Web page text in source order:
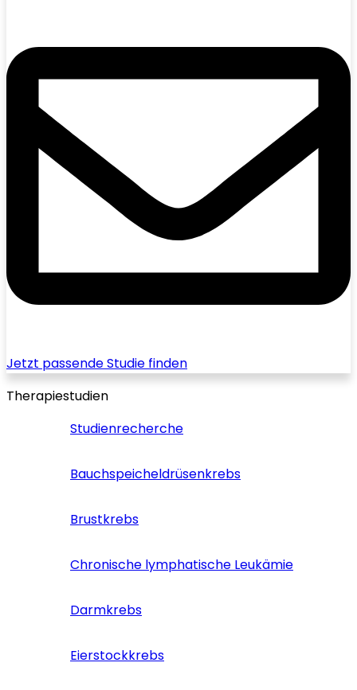
Jetzt passende Studie finden
Therapiestudien
Studienrecherche
Bauchspeicheldrüsenkrebs
Brustkrebs
Chronische lymphatische Leukämie
Darmkrebs
Eierstockkrebs